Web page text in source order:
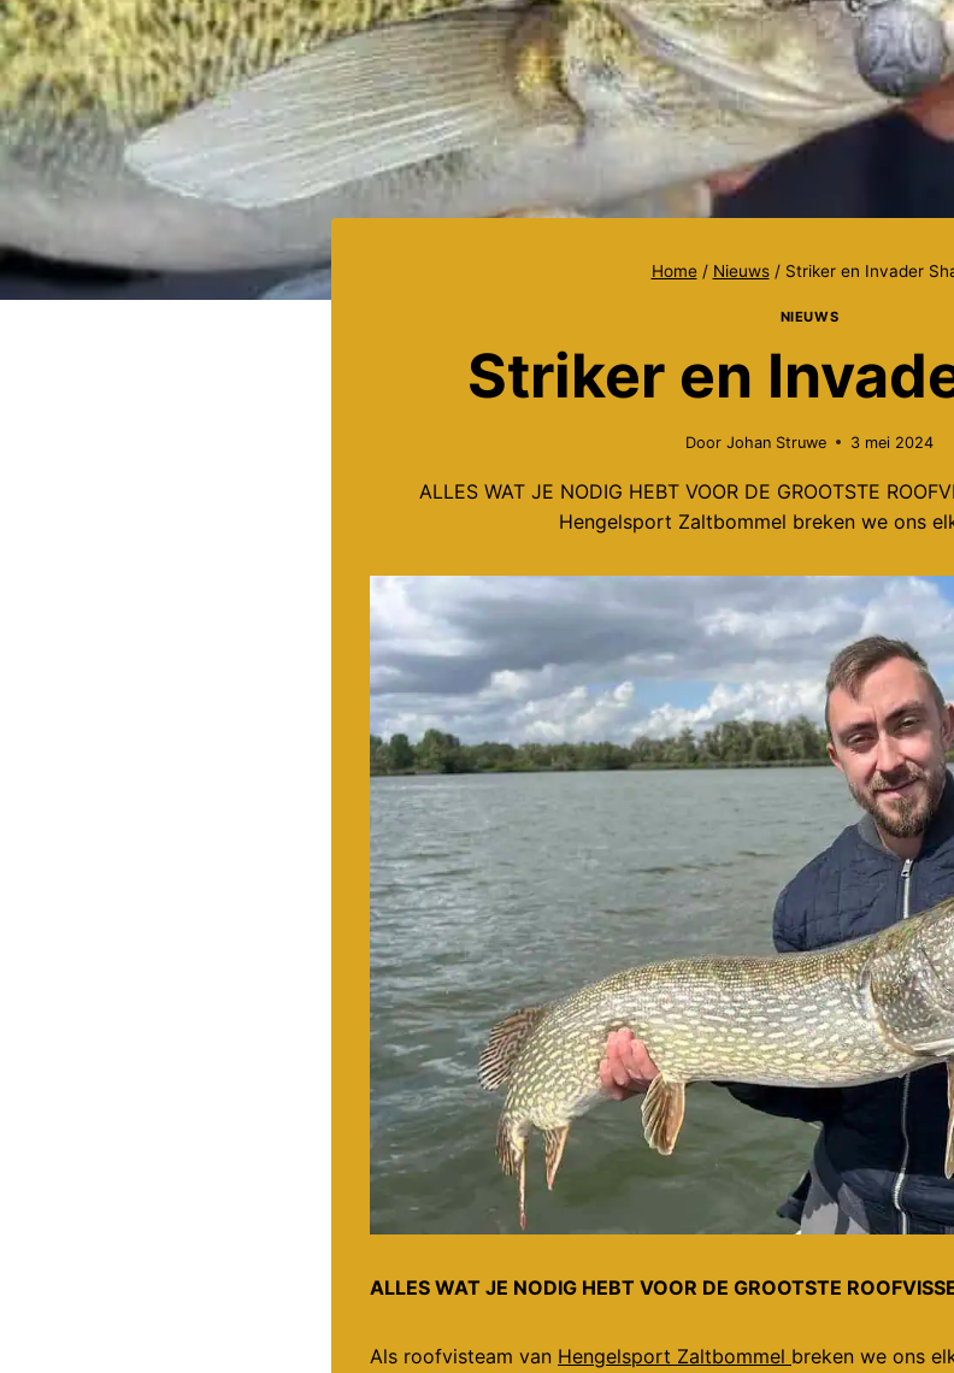
Home / Nieuws / Striker en Invader
NIEUWS
Striker en
Door Johan Struwe 3 mei 2024
ALLES WAT JE NODIG HEBT VOOR DE GROOTSTE
Hengelsport Zaltbommel breken we ons
ALLES WAT JE NODIG HEBT VOOR DE GROOTSTE
Als roofvisteam van Hengelsport Zaltbommel breken we ons